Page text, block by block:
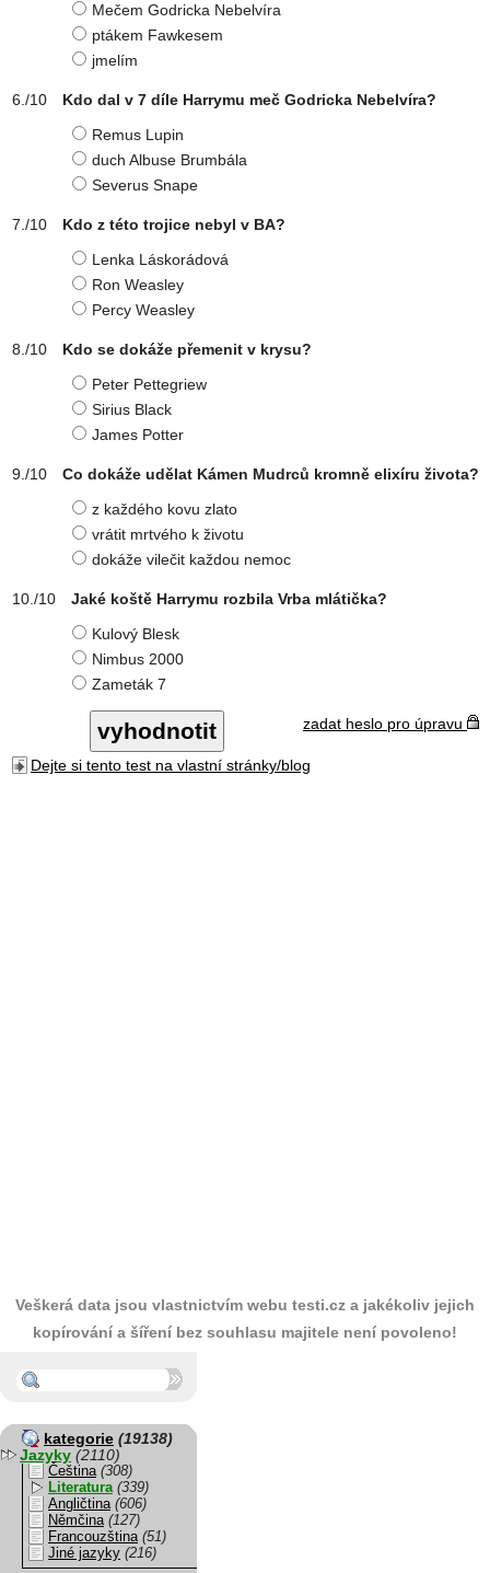
Mečem Godricka Nebelvíra
ptákem Fawkesem
jmelím
Kdo dal v 7 díle Harrymu meč Godricka Nebelvíra?
Remus Lupin
duch Albuse Brumbála
Severus Snape
Kdo z této trojice nebyl v BA?
Lenka Láskorádová
Ron Weasley
Percy Weasley
Kdo se dokáže přemenit v krysu?
Peter Pettegriew
Sirius Black
James Potter
Co dokáže udělat Kámen Mudrců kromně elixíru života?
z každého kovu zlato
vrátit mrtvého k životu
dokáže vilečit každou nemoc
Jaké koště Harrymu rozbila Vrba mlátička?
Kulový Blesk
Nimbus 2000
Zameták 7
zadat heslo pro úpravu
Dejte si tento test na vlastní stránky/blog
Veškerá data jsou vlastnictvím webu testi.cz a jakékoliv jejich
kopírování a šíření bez souhlasu majitele není povoleno!
kategorie (19138)
Jazyky (2110)
Čeština (308)
Literatura (339)
Angličtina (606)
Němčina (127)
Francouzština (51)
Jiné jazyky (216)